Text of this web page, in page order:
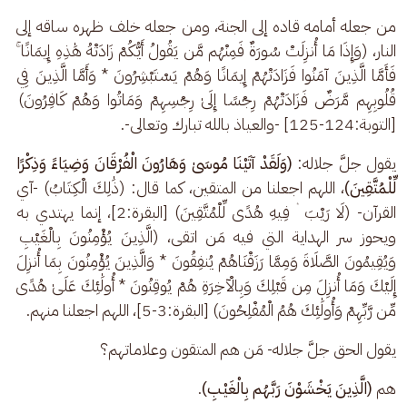
من جعله أمامه قاده إلى الجنة، ومن جعله خلف ظهره ساقه إلى
النار، (وَإِذَا مَا أُنزِلَتْ سُورَةٌ فَمِنْهُم مَّن يَقُولُ أَيُّكُمْ زَادَتْهُ هَٰذِهِ إِيمَانًا ۚ
فَأَمَّا الَّذِينَ آمَنُوا فَزَادَتْهُمْ إِيمَانًا وَهُمْ يَسْتَبْشِرُونَ * وَأَمَّا الَّذِينَ فِي
قُلُوبِهِم مَّرَضٌ فَزَادَتْهُمْ رِجْسًا إِلَىٰ رِجْسِهِمْ وَمَاتُوا وَهُمْ كَافِرُونَ)
[التوبة:124-125] -والعياذ بالله تبارك وتعالى-.
يقول جلَّ جلاله: (وَلَقَدْ آتَيْنَا مُوسَىٰ وَهَارُونَ الْفُرْقَانَ وَضِيَاءً وَذِكْرًا
لِّلْمُتَّقِينَ)، اللهم اجعلنا من المتقين، كما قال: (ذَٰلِكَ الْكِتَابُ) -آي
القرآن- (لَا رَيْبَ ۛ فِيهِ هُدًى لِّلْمُتَّقِينَ) [البقرة:2]، إنما يهتدي به
ويحوز سر الهداية التي فيه مَن اتقى، (الَّذِينَ يُؤْمِنُونَ بِالْغَيْبِ
وَيُقِيمُونَ الصَّلَاةَ وَمِمَّا رَزَقْنَاهُمْ يُنفِقُونَ * وَالَّذِينَ يُؤْمِنُونَ بِمَا أُنزِلَ
إِلَيْكَ وَمَا أُنزِلَ مِن قَبْلِكَ وَبِالْآخِرَةِ هُمْ يُوقِنُونَ * أُولَٰئِكَ عَلَىٰ هُدًى
مِّن رَّبِّهِمْ وَأُولَٰئِكَ هُمُ الْمُفْلِحُونَ) [البقرة:3-5]، اللهم اجعلنا منهم.
يقول الحق جلَّ جلاله- مَن هم المتقون وعلاماتهم؟
هم (الَّذِينَ يَخْشَوْنَ رَبَّهُم بِالْغَيْبِ).